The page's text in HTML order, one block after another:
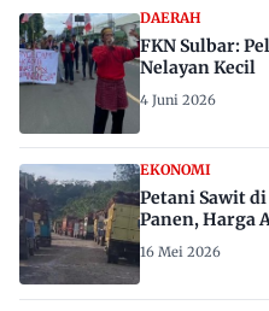
DAERAH
FKN Sulbar:
Nelayan Kecil
4 Juni 2026
EKONOMI
Petani Sawit
Panen, Harga
16 Mei 2026